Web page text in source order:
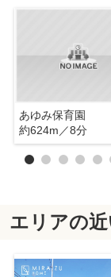
あゆみ保育園
約624m／8分
エリアの